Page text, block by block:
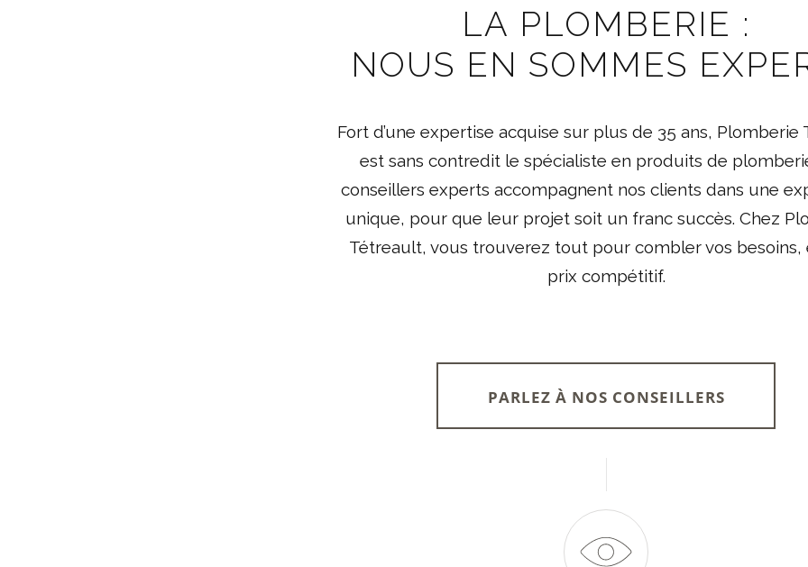
LA PLOMBERIE :
NOUS EN SOMMES
Fort d’une expertise acquise sur plus de 35 ans, Plomberie
est sans contredit le spécialiste en produits de
conseillers experts accompagnent nos clients dans une
unique, pour que leur projet soit un franc succès. Chez
Tétreault, vous trouverez tout pour combler vos besoins,
prix compétitif.
PARLEZ À NOS CONSEILLERS